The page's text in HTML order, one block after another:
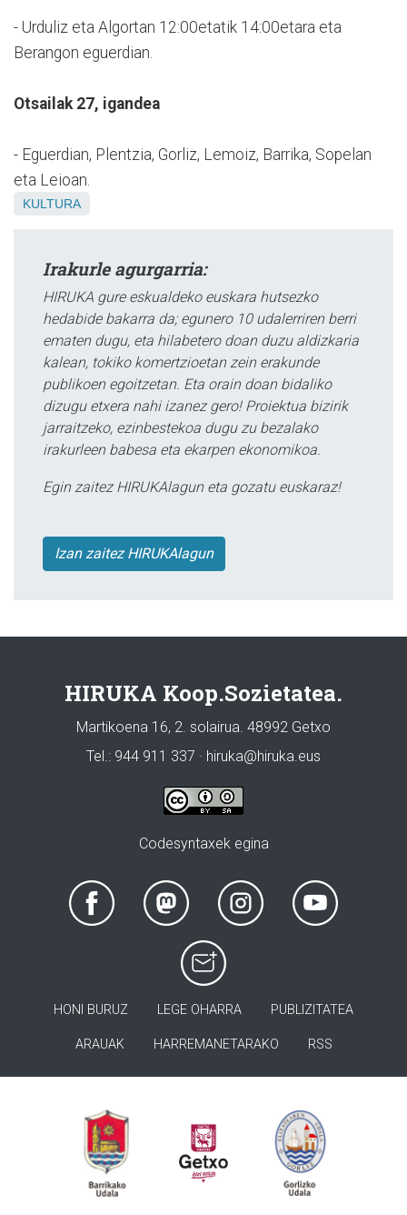
- Urduliz eta Algortan 12:00etatik 14:00etara eta
Berangon eguerdian.
Otsailak 27, igandea
- Eguerdian, Plentzia, Gorliz, Lemoiz, Barrika, Sopelan
eta Leioan.
KULTURA
Irakurle agurgarria:
HIRUKA gure eskualdeko euskara hutsezko
hedabide bakarra da; egunero 10 udalerriren berri
ematen dugu, eta hilabetero doan duzu aldizkaria
kalean, tokiko komertzioetan zein erakunde
publikoen egoitzetan. Eta orain doan bidaliko
dizugu etxera nahi izanez gero! Proiektua bizirik
jarraitzeko, ezinbestekoa dugu zu bezalako
irakurleen babesa eta ekarpen ekonomikoa.
Egin zaitez HIRUKAlagun eta gozatu euskaraz!
Izan zaitez HIRUKAlagun
HIRUKA Koop.Sozietatea.
Martikoena 16, 2. solairua. 48992 Getxo
Tel.: 944 911 337 · hiruka@hiruka.eus
Codesyntaxek egina
HONI BURUZ LEGE OHARRA PUBLIZITATEA
ARAUAK HARREMANETARAKO RSS